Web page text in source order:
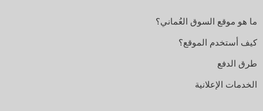
ما هو موقع السوق العُماني؟
كيف أستخدم الموقع؟
طرق الدفع
الخدمات الإعلانية